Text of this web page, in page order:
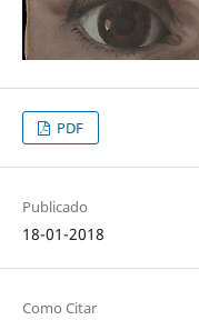
PDF
Publicado
18-01-2018
Como Citar